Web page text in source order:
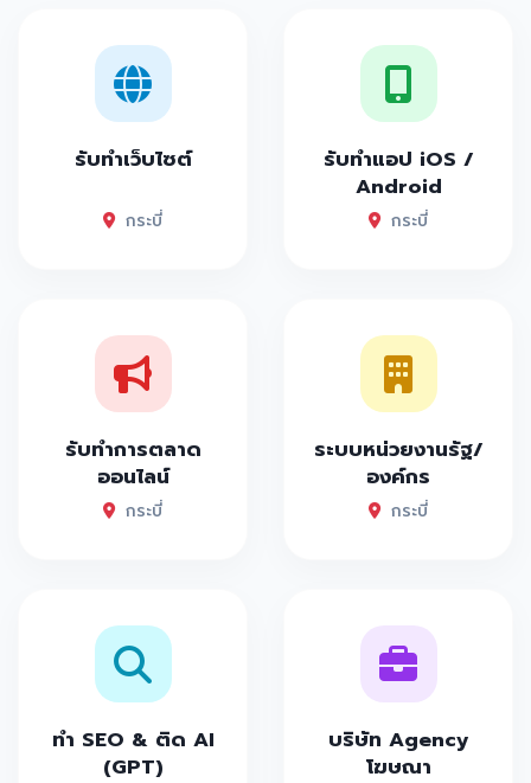
รับทำเว็บไซต์
กระบี่
รับทำแอป iOS /
Android
กระบี่
รับทำการตลาด
ออนไลน์
กระบี่
ระบบหน่วยงานรัฐ/
องค์กร
กระบี่
ทำ SEO & ติด AI
(GPT)
บริษัท Agency
โฆษณา